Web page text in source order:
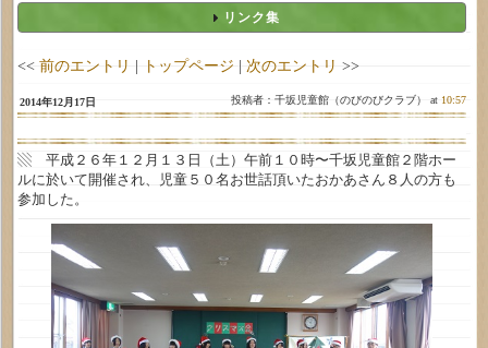
リンク集
<< 前のエントリ | トップページ | 次のエントリ >>
2014年12月17日 投稿者：千坂児童館（のびのびクラブ） at 10:57
▧ 平成２６年１２月１３日（土）午前１０時〜千坂児童館２階ホー
ルに於いて開催され、児童５０名お世話頂いたおかあさん８人の方も
参加した。